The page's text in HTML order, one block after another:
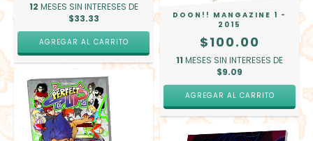
12 MESES SIN INTERESES DE
$33.33
DOON!! MANGAZINE 1 -
2015
$100.00
11 MESES SIN INTERESES DE
$9.09